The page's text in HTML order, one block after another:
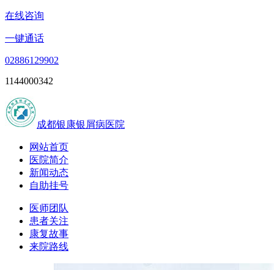
在线咨询
一键通话
02886129902
1144000342
成都银康银屑病医院
网站首页
医院简介
新闻动态
自助挂号
医师团队
患者关注
康复故事
来院路线